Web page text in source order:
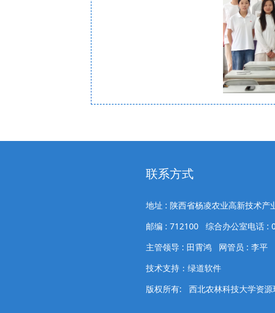
联系方式
地址 : 陕西省杨凌农业高新技术产
邮编 : 712100 综合办公室电话 :
主管领导 : 田霄鸿 网管员 : 李平
技术支持：绿道软件
版权所有: 西北农林科技大学资源